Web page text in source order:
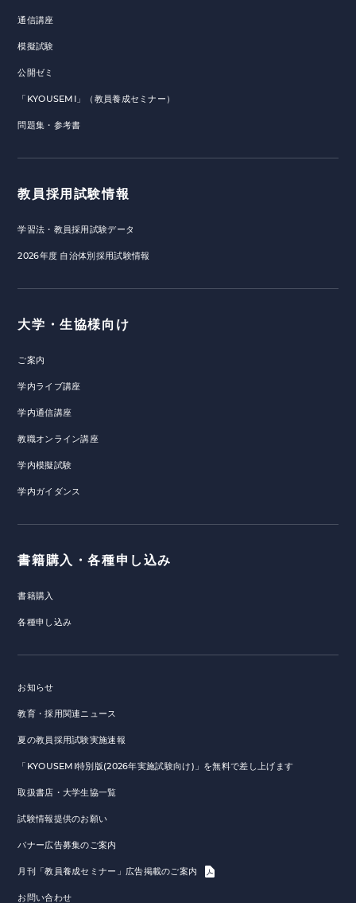
通信講座
模擬試験
公開ゼミ
「KYOUSEMI」（教員養成セミナー）
問題集・参考書
教員採用試験情報
学習法・教員採用試験データ
2026年度 自治体別採用試験情報
大学・生協様向け
ご案内
学内ライブ講座
学内通信講座
教職オンライン講座
学内模擬試験
学内ガイダンス
書籍購入・各種申し込み
書籍購入
各種申し込み
お知らせ
教育・採用関連ニュース
夏の教員採用試験実施速報
「KYOUSEMI特別版(2026年実施試験向け)」を無料で差し上げます
取扱書店・大学生協一覧
試験情報提供のお願い
バナー広告募集のご案内
月刊「教員養成セミナー」広告掲載のご案内
お問い合わせ